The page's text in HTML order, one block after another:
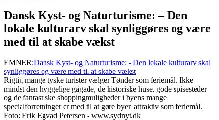
Dansk Kyst- og Naturturisme: – Den
lokale kulturarv skal synliggøres og være
med til at skabe vækst
EMNER:Dansk Kyst- og Naturturisme: - Den lokale kulturarv skal
synliggøres og være med til at skabe vækst
Rigtig mange tyske turister vælger Tønder som feriemål. Ikke
mindst den hyggelige gågade, de historiske huse, gode spisesteder
og de fantastiske shoppingmuligheder i byens mange
specialforretninger er med til at gøre byen attraktiv som feriemål.
Foto: Erik Egvad Petersen - www.sydnyt.dk